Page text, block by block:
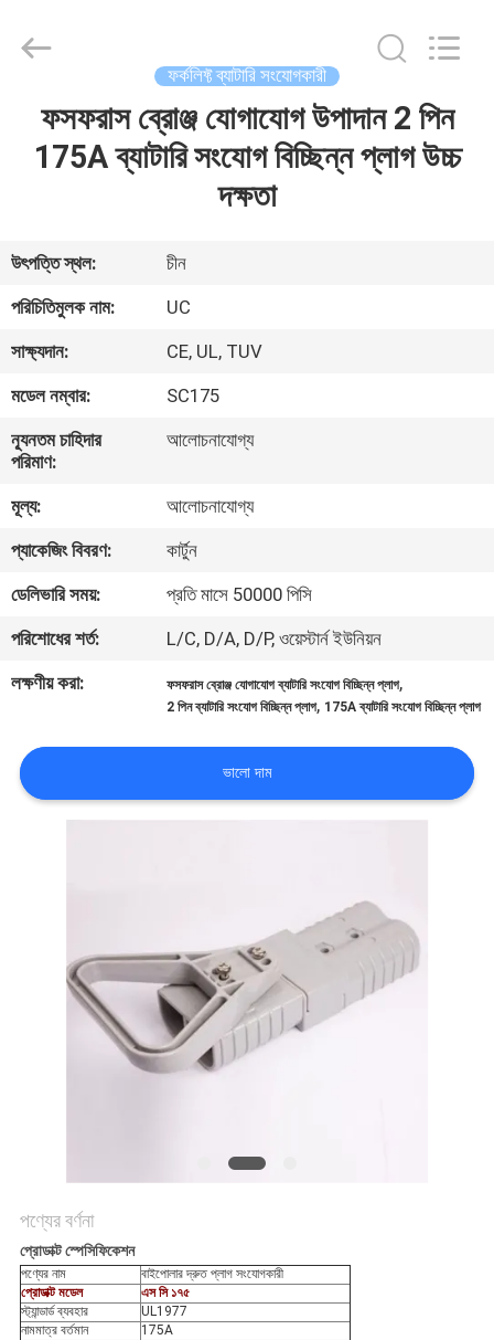
বাড়ি
আমাদের
সম্পর্কে
কারখানা
ভ্রমণ
নিয়ন্ত্রণ
আমাদের
সাথে
যোগাযোগ
খবর
গোপনীয়তা
CO.,LIMITED.
ফর্কলিফ্ট ব্যাটারি সংযোগকারী
ফসফরাস ব্রোঞ্জ যোগাযোগ উপাদান 2 পিন
175A ব্যাটারি সংযোগ বিচ্ছিন্ন প্লাগ উচ্চ
দক্ষতা
উৎপত্তি স্থল:
চীন
পরিচিতিমুলক নাম:
UC
সাক্ষ্যদান:
CE, UL, TUV
মডেল নম্বার:
SC175
ন্যূনতম চাহিদার
পরিমাণ:
আলোচনাযোগ্য
মূল্য:
আলোচনাযোগ্য
প্যাকেজিং বিবরণ:
কার্টুন
ডেলিভারি সময়:
প্রতি মাসে 50000 পিসি
পরিশোধের শর্ত:
L/C, D/A, D/P, ওয়েস্টার্ন ইউনিয়ন
লক্ষণীয় করা:
ফসফরাস ব্রোঞ্জ যোগাযোগ ব্যাটারি সংযোগ বিচ্ছিন্ন প্লাগ,
2 পিন ব্যাটারি সংযোগ বিচ্ছিন্ন প্লাগ, 175A ব্যাটারি সংযোগ বিচ্ছিন্ন প্লাগ
ভালো দাম
পণ্যের বর্ণনা
প্রোডাক্ট স্পেসিফিকেশন
পণ্যের নাম
বাইপোলার দ্রুত প্লাগ সংযোগকারী
প্রোডাক্ট মডেল
এস সি ১৭৫
স্ট্যান্ডার্ড ব্যবহার
UL1977
নামমাত্র বর্তমান
175A